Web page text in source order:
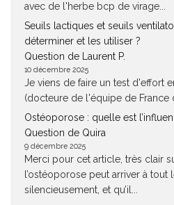
avec de l'herbe bcp de virage...
Seuils lactiques et seuils
déterminer et les utiliser ?
Question de Laurent P.
10 décembre 2025
Je viens de faire un test d'effort
(docteure de l'équipe de France
Ostéoporose : quelle est
Question de Quira
9 décembre 2025
Merci pour cet article, très clair
l’ostéoporose peut arriver à tout
silencieusement, et qu’il...